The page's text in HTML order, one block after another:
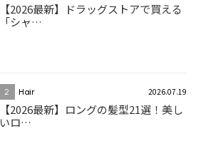
【2026最新】ドラッグストアで買える
「シャ…
2 Hair 2026.07.19
【2026最新】ロングの髪型21選！美し
いロ…